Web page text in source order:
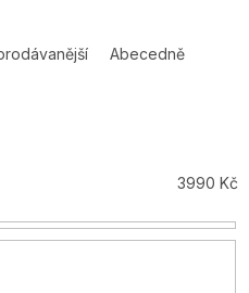
Abecedně
3990 Kč